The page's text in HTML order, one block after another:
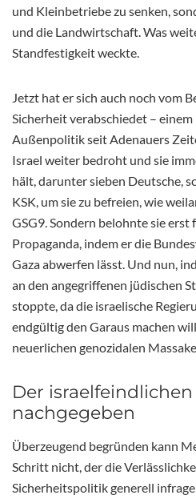
und Kleinbetriebe zu senken,
und die Landwirtschaft. Was
Standfestigkeit weckte.
Jetzt hat er sich auch noch vom
Sicherheit verabschiedet –
Außenpolitik seit Adenauers
Israel weiter bedroht und sie
hält, darunter sieben Deutsche,
KSK, um sie zu befreien, wie
GSG9. Sondern belohnte sie erst
Propaganda, indem er die
Gaza abwerfen lässt. Und nun,
an den angegriffenen jüdischen
stoppte, da die israelische
endgültig den Garaus machen
neuerlichen genozidalen
Der
nachgegeben
Überzeugend begründen kann
Schritt nicht, der die
Sicherheitspolitik generell